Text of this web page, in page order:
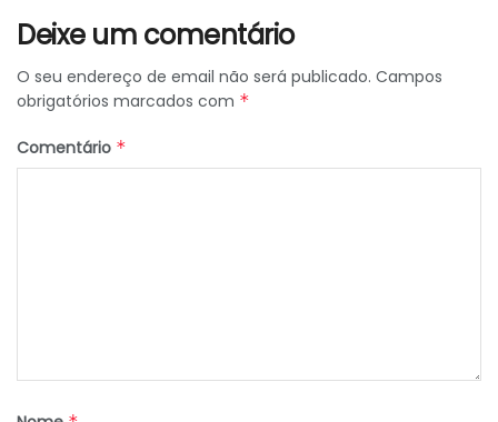
Deixe um comentário
O seu endereço de email não será publicado. Campos
obrigatórios marcados com *
Comentário *